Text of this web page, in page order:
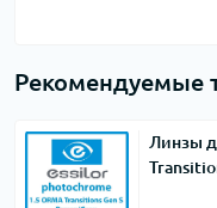
Рекомендуемые
Линзы